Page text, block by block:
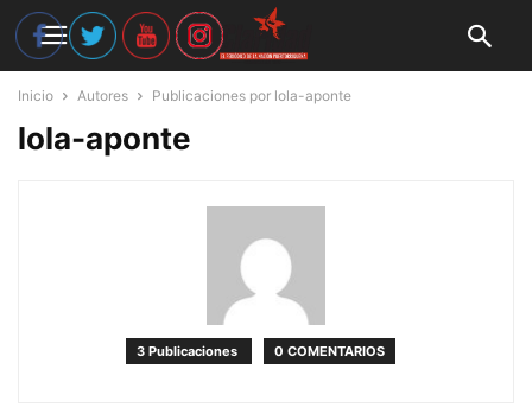
Inicio Autores Publicaciones por lola-aponte
lola-aponte
3 Publicaciones 0 COMENTARIOS